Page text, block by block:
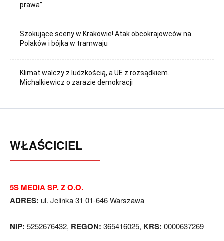
prawa”
Szokujące sceny w Krakowie! Atak obcokrajowców na
Polaków i bójka w tramwaju
Klimat walczy z ludzkością, a UE z rozsądkiem.
Michalkiewicz o zarazie demokracji
WŁAŚCICIEL
5S MEDIA SP. Z O.O.
ADRES: ul. Jelinka 31 01-646 Warszawa
NIP: 5252676432, REGON: 365416025, KRS: 0000637269